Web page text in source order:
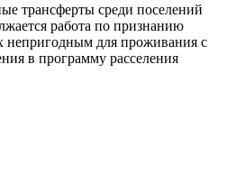
трансферты среди поселений
работа по признанию
непригодным для проживания с
в программу расселения